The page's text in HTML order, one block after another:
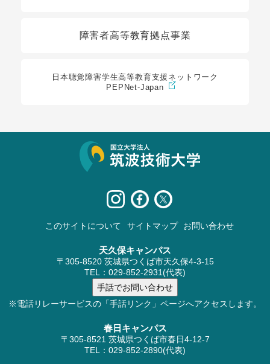
障害者高等教育拠点事業
日本聴覚障害学生高等教育支援ネットワーク
PEPNet-Japan
このサイトについて サイトマップ お問い合わせ
天久保キャンパス
〒305-8520 茨城県つくば市天久保4-3-15
TEL：029-852-2931(代表)
※電話リレーサービスの「手話リンク」ページへアクセスします。
春日キャンパス
〒305-8521 茨城県つくば市春日4-12-7
TEL：029-852-2890(代表)